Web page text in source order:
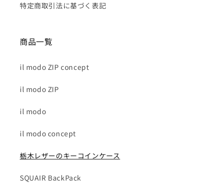
特定商取引法に基づく表記
商品一覧
il modo ZIP concept
il modo ZIP
il modo
il modo concept
栃木レザーのキーコインケース
SQUAIR BackPack